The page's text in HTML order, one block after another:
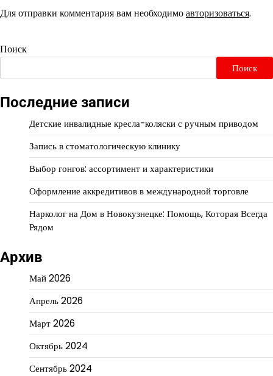
Для отправки комментария вам необходимоавторизоваться.
Поиск
Поиск
Последние записи
Детские инвалидные кресла-коляски с ручным приводом
Запись в стоматологическую клинику
Выбор гонгов: ассортимент и характеристики
Оформление аккредитивов в международной торговле
Нарколог на Дом в Новокузнецке: Помощь, Которая Всегда
Рядом
Архив
Май 2026
Апрель 2026
Март 2026
Октябрь 2024
Сентябрь 2024